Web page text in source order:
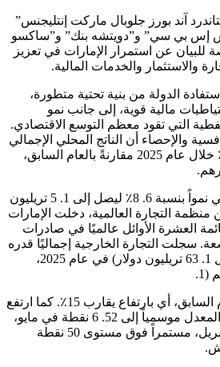
آند بورز جلوبال ماركت إنتليجنس”
إس بي سي” و”دويتشه بنك” و”ساكسو
عن استمرار الإمارات في تعزيز
والاستثمار والخدمات المالية.
الدولة من بنية تحتية متطورة،
مالية قوية، إلى جانب نمو
التي تقود معظم التوسع الاقتصادي.
والإحصاء أن الناتج المحلي الإجمالي
الحقيقي ارتفع بنسبة 6. 2٪ خلال عام 2025 مقارنةً بالعام السابق،
كما سجل الناتج غير النفطي نمواً بنسبة 6. 8٪ ليصل إلى 1. 5 تريليون
التجارة العالمية، دخلت الإمارات
العشرة الأوائل عالميًا في صادرات
سجلت التجارة الخارجية إجماليًا قدره
6 تريليونات درهم (ما يعادل 1. 63 تريليون دولار) في عام 2025،
42 تريليون دولار) في العام السابق، أي بارتفاع يقارب 15٪. كما ارتفع
مؤشر مديري المشتريات المعدل موسمياً إلى 52. 6 نقطة في مايو،
مقارنةً بـ 52. 1 نقطة في أبريل، مستمراً فوق مستوى 50 نقطة